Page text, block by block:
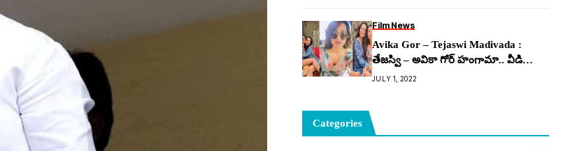
Film News
Avika Gor – Tejaswi Madivada :
తేజస్వి – అవికా గోర్ హంగామా.. వీడియో
వైరల్..
JULY 1, 2022
Categories